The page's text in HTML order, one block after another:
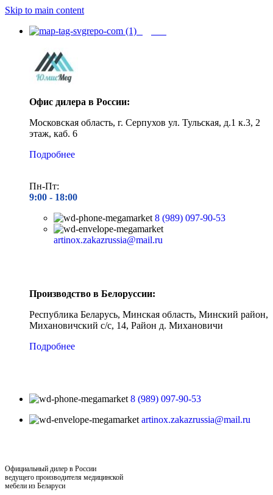
Skip to main content
Офис дилера в России:
Московская область, г. Серпухов ул. Тульская, д.1 к.3, 2
этаж, каб. 6
Подробнее
Пн-Пт:
9:00 - 18:00
8 (989) 097-90-53
artinox.zakazrussia@mail.ru
Производство в Белоруссии:
Республика Беларусь, Минская область, Минский район,
Михановичский с/с, 14, Район д. Михановичи
Подробнее
8 (989) 097-90-53
artinox.zakazrussia@mail.ru
Официальный дилер в России
ведущего производителя медицинской
мебели из Беларуси